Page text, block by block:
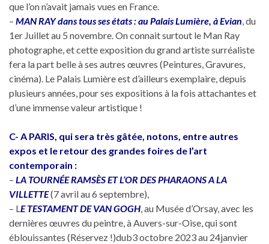
que l’on n’avait jamais vues en France.
– MAN RAY dans tous ses états : au Palais Lumière, à Evian, du
1er Juillet au 5 novembre. On connait surtout le Man Ray
photographe, et cette exposition du grand artiste surréaliste
fera la part belle à ses autres œuvres (Peintures, Gravures,
cinéma). Le Palais Lumière est d’ailleurs exemplaire, depuis
plusieurs années, pour ses expositions à la fois attachantes et
d’une immense valeur artistique !
C- A PARIS, qui sera très gâtée, notons, entre autres
expos et le retour des grandes foires de l’art
contemporain :
– LA TOURNÉE RAMSÈS ET L’OR DES PHARAONS A LA
VILLETTE(7 avril au 6 septembre),
– LE TESTAMENT DE VAN GOGH, au Musée d’Orsay, avec les
dernières œuvres du peintre, à Auvers-sur-Oise, qui sont
éblouissantes (Réservez !)dub3 octobre 2023 au 24janvier